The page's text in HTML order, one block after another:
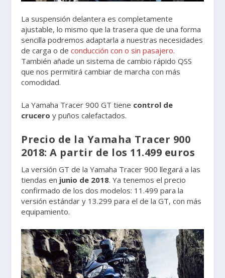
La suspensión delantera es completamente
ajustable, lo mismo que la trasera que de una forma
sencilla podremos adaptarla a nuestras necesidades
de carga o deconducción con o sin pasajero.
También añade un sistema de cambio rápido QSS
que nos permitirá cambiar de marcha con más
comodidad.
La Yamaha Tracer 900 GT tiene control de
crucero y puños calefactados.
Precio de la Yamaha Tracer 900
2018: A partir de los 11.499 euros
La versión GT de la Yamaha Tracer 900 llegará a las
tiendas en junio de 2018. Ya tenemos el precio
confirmado de los dos modelos: 11.499 para la
versión estándar y 13.299 para el de la GT, con más
equipamiento.